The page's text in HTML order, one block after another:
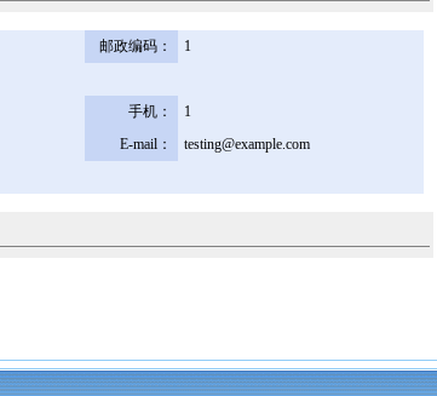
邮政编码：
1
手机：
1
E-mail：
testing@example.com